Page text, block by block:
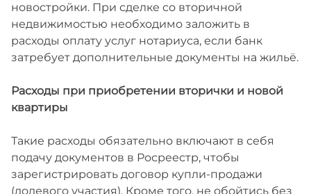
новостройки. При сделке со вторичной
недвижимостью необходимо заложить в
расходы оплату услуг нотариуса, если банк
затребует дополнительные документы на жильё.
Расходы при приобретении вторички и новой
квартиры
Такие расходы обязательно включают в себя
подачу документов в Росреестр, чтобы
зарегистрировать договор купли-продажи
(долевого участия). Кроме того, не обойтись без